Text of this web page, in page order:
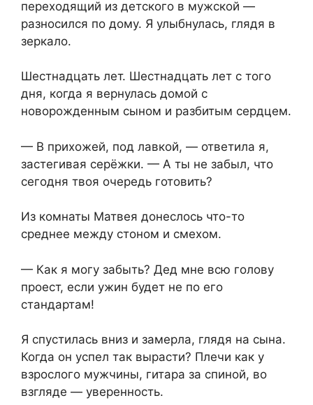
переходящий из детского в мужской —
разносился по дому. Я улыбнулась, глядя в
зеркало.
Шестнадцать лет. Шестнадцать лет с того
дня, когда я вернулась домой с
новорожденным сыном и разбитым сердцем.
— В прихожей, под лавкой, — ответила я,
застегивая серёжки. — А ты не забыл, что
сегодня твоя очередь готовить?
Из комнаты Матвея донеслось что-то
среднее между стоном и смехом.
— Как я могу забыть? Дед мне всю голову
проест, если ужин будет не по его
стандартам!
Я спустилась вниз и замерла, глядя на сына.
Когда он успел так вырасти? Плечи как у
взрослого мужчины, гитара за спиной, во
взгляде — уверенность.